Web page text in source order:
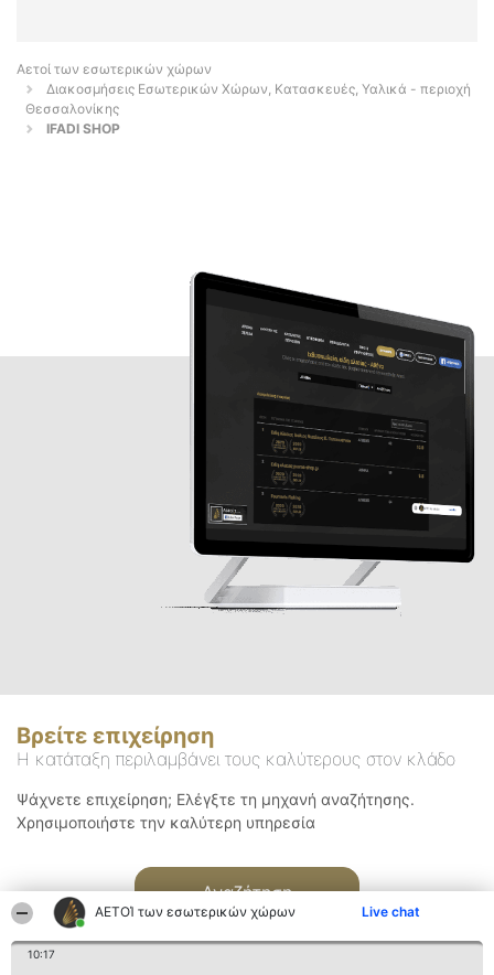
ΑΕΤΟΊ των εσωτερικών χώρων Live chat
10:17
Αετοί των εσωτερικών χώρων
Διακοσμήσεις Εσωτερικών Χώρων, Κατασκευές, Υαλικά - περιοχή
Θεσσαλονίκης
IFADI SHOP
Βρείτε επιχείρηση
Η κατάταξη περιλαμβάνει τους καλύτερους στον κλάδο
Ψάχνετε επιχείρηση; Ελέγξτε τη μηχανή αναζήτησης.
Χρησιμοποιήστε την καλύτερη υπηρεσία
Αναζήτηση